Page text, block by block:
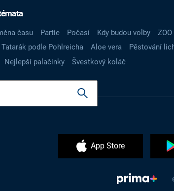
času Partie Počasí Kdy budou volby
Tatarák podle Pohlreicha Aloe vera
Pěstování
Nejlepší palačinky Švestkový koláč
App Store